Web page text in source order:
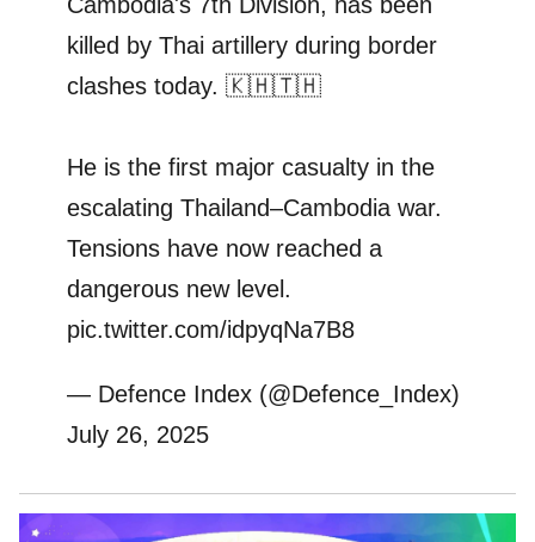
killed by Thai artillery during border
clashes today. 🇰🇭🇹🇭
He is the first major casualty in the
escalating Thailand–Cambodia war.
Tensions have now reached a
dangerous new level.
pic.twitter.com/idpyqNa7B8
— Defence Index (@Defence_Index)
July 26, 2025